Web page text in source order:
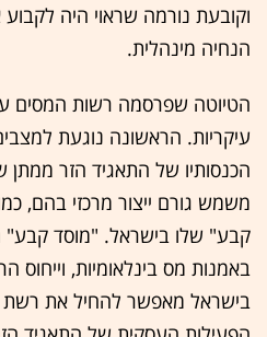
וקובעת נורמה שראוי היה
הנחיה מינהלית.
הטיוטה שפרסמה רשות המסים
עיקריות. הראשונה נוגעת
הכנסותיו של התאגיד הזר ממתן
משמש גורם ייצור מרכזי בהם,
קבע" שלו בישראל. "מוסד קבע"
באמנות מס בינלאומיות, וייחוס
בישראל מאפשר להחיל את